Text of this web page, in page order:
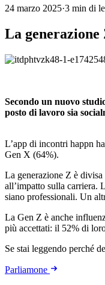
24 marzo 2025·3 min di
La
Secondo un nuovo
posto di lavoro sia
L’app di incontri happn
Gen X (64%).
La generazione Z è
all’impatto sulla carriera.
siano professionali. Un
La Gen Z è anche
più accettati: il 52% di
Se stai leggendo perché
Parliamone